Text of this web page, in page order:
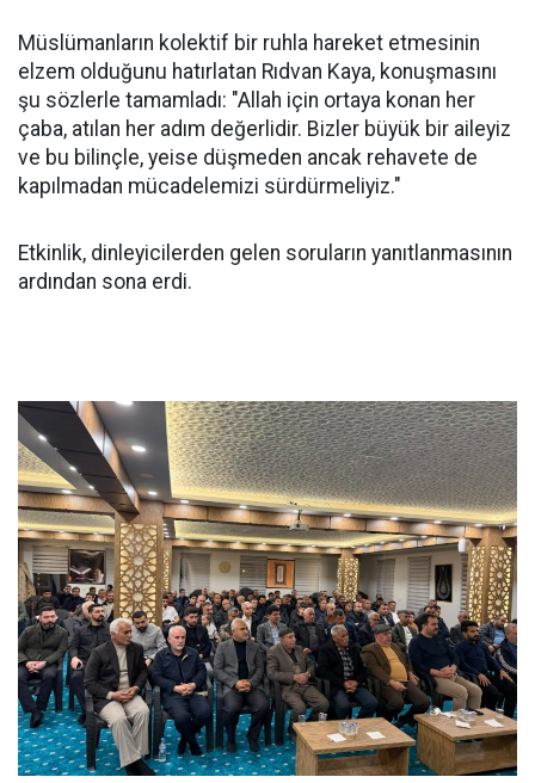
Müslümanların kolektif bir ruhla hareket etmesinin
elzem olduğunu hatırlatan Rıdvan Kaya, konuşmasını
şu sözlerle tamamladı: "Allah için ortaya konan her
çaba, atılan her adım değerlidir. Bizler büyük bir aileyiz
ve bu bilinçle, yeise düşmeden ancak rehavete de
kapılmadan mücadelemizi sürdürmeliyiz."
Etkinlik, dinleyicilerden gelen soruların yanıtlanmasının
ardından sona erdi.